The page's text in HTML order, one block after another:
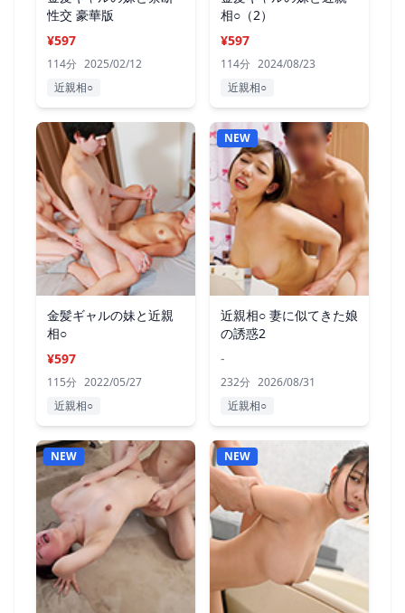
性交 豪華版
¥597
114分 2025/02/12
近親相○
相○（2）
¥597
114分 2024/08/23
近親相○
金髪ギャルの妹と近親
相○
¥597
115分 2022/05/27
近親相○
NEW
近親相○ 妻に似てきた娘
の誘惑2
-
232分 2026/08/31
近親相○
NEW NEW